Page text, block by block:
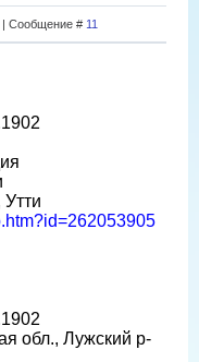
| Сообщение # 11
обл., Лужский р-